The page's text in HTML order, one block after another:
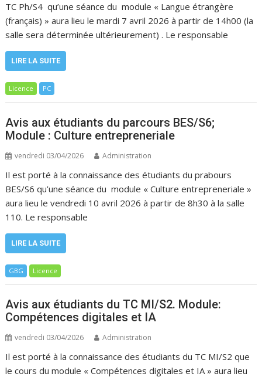
TC Ph/S4 qu’une séance du module « Langue étrangère
(français) » aura lieu le mardi 7 avril 2026 à partir de 14h00 (la
salle sera déterminée ultérieurement) . Le responsable
LIRE LA SUITE
Licence PC
Avis aux étudiants du parcours BES/S6;
Module : Culture entrepreneriale
vendredi 03/04/2026 Administration
Il est porté à la connaissance des étudiants du prabours
BES/S6 qu’une séance du module « Culture entrepreneriale »
aura lieu le vendredi 10 avril 2026 à partir de 8h30 à la salle
110. Le responsable
LIRE LA SUITE
GBG Licence
Avis aux étudiants du TC MI/S2. Module:
Compétences digitales et IA
vendredi 03/04/2026 Administration
Il est porté à la connaissance des étudiants du TC MI/S2 que
le cours du module « Compétences digitales et IA » aura lieu